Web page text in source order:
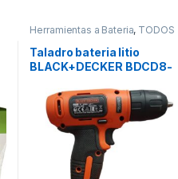
Herramientas a Bateria, TODOS
Taladro bateria litio
BLACK+DECKER BDCD8-